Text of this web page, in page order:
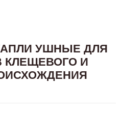
УШНЫЕ ДЛЯ
КЛЕЩЕВОГО И